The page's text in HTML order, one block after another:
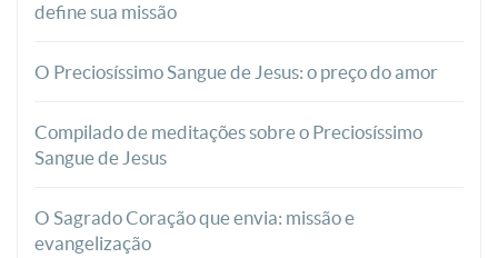
define sua missão
O Preciosíssimo Sangue de Jesus: o preço do amor
Compilado de meditações sobre o Preciosíssimo
Sangue de Jesus
O Sagrado Coração que envia: missão e
evangelização